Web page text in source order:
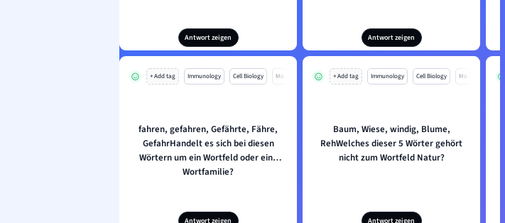
Antwort zeigen Antwort zeigen
+ Add tag Immunology Cell Biology Mo
fahren, gefahren, Gefährte, Fähre,
GefahrHandelt es sich bei diesen
Wörtern um ein Wortfeld oder eine
Wortfamilie?
Antwort zeigen
+ Add tag Immunology Cell Biology Mo
Baum, Wiese, windig, Blume,
RehWelches dieser 5 Wörter gehört
nicht zum Wortfeld Natur?
Antwort zeigen